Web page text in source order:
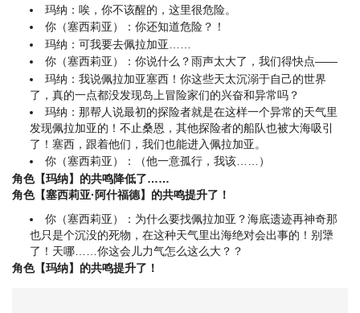
玛纳：唉，你不该醒的，这里很危险。
你（塞西莉亚）：你还知道危险？！
玛纳：可我要去佩拉加亚……
你（塞西莉亚）：你说什么？雨声太大了，我们得快点——
玛纳：我说佩拉加亚塞西！你这些天太沉溺于自己的世界
了，真的一点都没发现岛上冒险家们的兴奋和异常吗？
玛纳：那帮人说最初的探险者就是在这样一个异常的天气里
发现佩拉加亚的！不止桑恩，其他探险者的船队也被大海吸引
了！塞西，跟着他们，我们也能进入佩拉加亚。
你（塞西莉亚）：（他一意孤行，我该……）
角色【玛纳】的共鸣降低了……
角色【塞西莉亚·阿什福德】的共鸣提升了！
你（塞西莉亚）：为什么要找佩拉加亚？海底遗迹再神奇那
也只是个沉没的死物，在这种天气里出海绝对会出事的！别犟
了！天哪……你这会儿力气怎么这么大？？
角色【玛纳】的共鸣提升了！